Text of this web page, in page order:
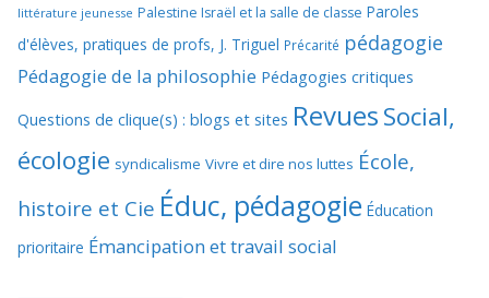
littérature jeunesse Palestine Israël et la salle de classe Paroles
d'élèves, pratiques de profs, J. Triguel Précarité pédagogie
Pédagogie de la philosophie Pédagogies critiques
Questions de clique(s) : blogs et sites RevuesSocial,
écologie syndicalisme Vivre et dire nos luttes École,
histoire et Cie Éduc, pédagogie Éducation
prioritaire Émancipation et travail social